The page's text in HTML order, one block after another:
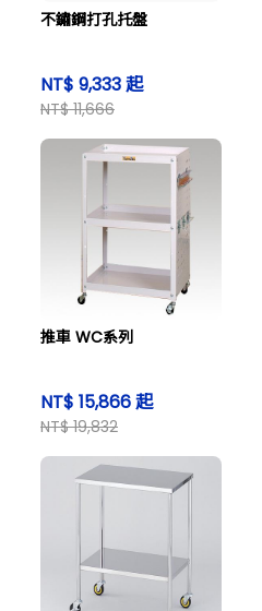
不鏽鋼打孔托盤
NT$ 9,333 起
NT$ 11,666
推車 WC系列
NT$ 15,866 起
NT$ 19,832